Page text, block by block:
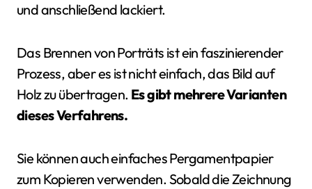
und anschließend lackiert.
Das Brennen von Porträts ist ein faszinierender
Prozess, aber es ist nicht einfach, das Bild auf
Holz zu übertragen. Es gibt mehrere Varianten
dieses Verfahrens.
Sie können auch einfaches Pergamentpapier
zum Kopieren verwenden. Sobald die Zeichnung